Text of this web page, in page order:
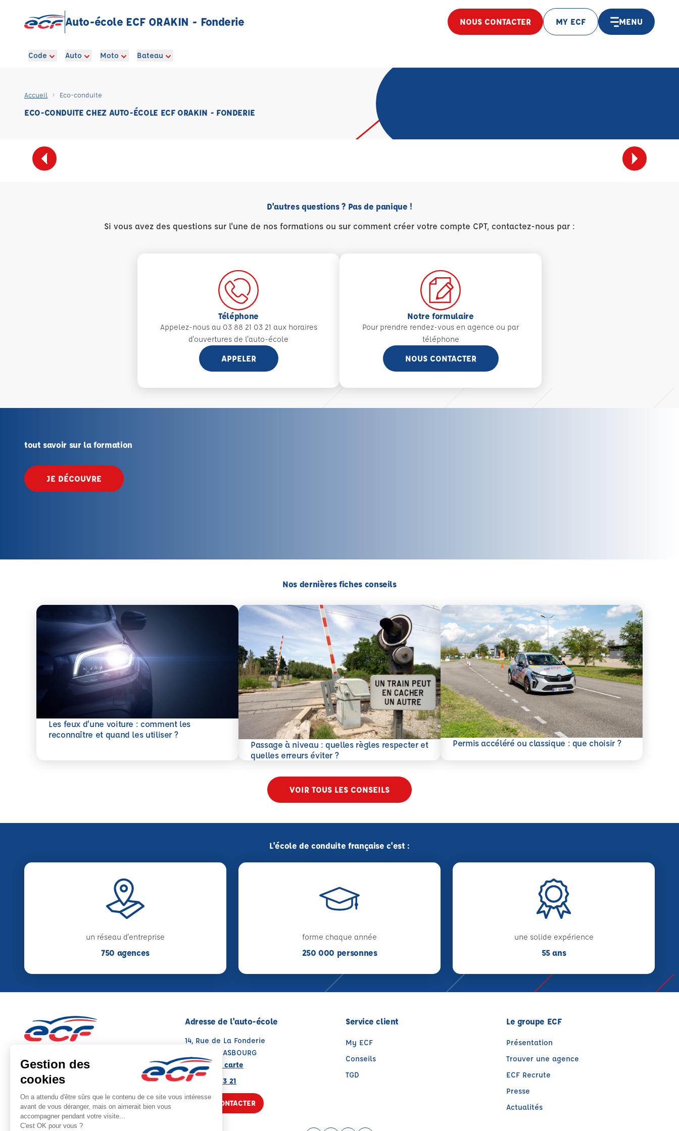
Auto-école ECF ORAKIN - Fonderie NOUS CONTACTER MY ECF MENU
Code Auto Moto Bateau
Accueil Eco-conduite
ECO-CONDUITE CHEZ AUTO-ÉCOLE ECF ORAKIN - FONDERIE
D'autres questions ? Pas de panique !
Si vous avez des questions sur l'une de nos formations ou sur comment créer votre compte CPT, contactez-nous par :
Téléphone
Appelez-nous au 03 88 21 03 21 aux horaires
d'ouvertures de l'auto-école
APPELER
Notre formulaire
Pour prendre rendez-vous en agence ou par
téléphone
NOUS CONTACTER
tout savoir sur la formation
JE DÉCOUVRE
Nos dernières fiches conseils
Les feux d’une voiture : comment les
reconnaître et quand les utiliser ?
En savoir plus
Passage à niveau : quelles règles respecter et
quelles erreurs éviter ?
En savoir plus
Permis accéléré ou classique : que choisir ?
En savoir plus
VOIR TOUS LES CONSEILS
L'école de conduite française c'est :
un réseau d'entreprise
750 agences
forme chaque année
250 000 personnes
une solide expérience
55 ans
Note : 4.7/5
Moyenne calculée sur 73 avis
Adresse de l'auto-école
14, Rue de La Fonderie
67000 STRASBOURG
Voir sur la carte
03 88 21 03 21
NOUS CONTACTER
Service client
My ECF
Conseils
TGD
Le groupe ECF
Présentation
Trouver une agence
ECF Recrute
Presse
Actualités